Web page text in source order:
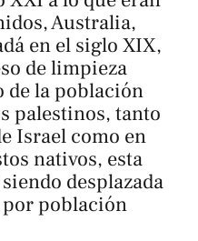
Australia,
en el siglo XIX,
de limpieza
de la población
palestinos, tanto
Israel como en
nativos, esta
desplazada
por población